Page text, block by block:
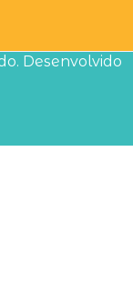
Desenvolvido